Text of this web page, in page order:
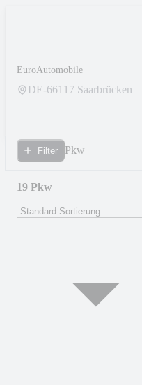
EuroAutomobile
DE-66117 Saarbrücken
Filter Pkw
19 Pkw